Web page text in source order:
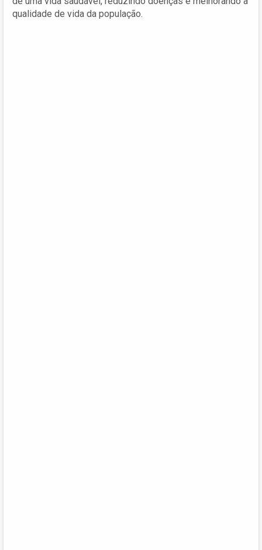
qualidade de vida da população.